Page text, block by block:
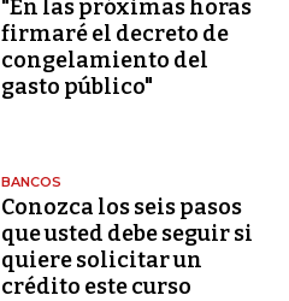
"En las próximas horas
firmaré el decreto de
congelamiento del
gasto público"
BANCOS
Conozca los seis pasos
que usted debe seguir si
quiere solicitar un
crédito este curso